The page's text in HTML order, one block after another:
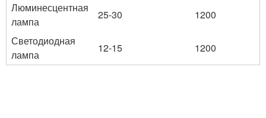
Люминесцентная
лампа
25-30
1200
Светодиодная
лампа
12-15 1200